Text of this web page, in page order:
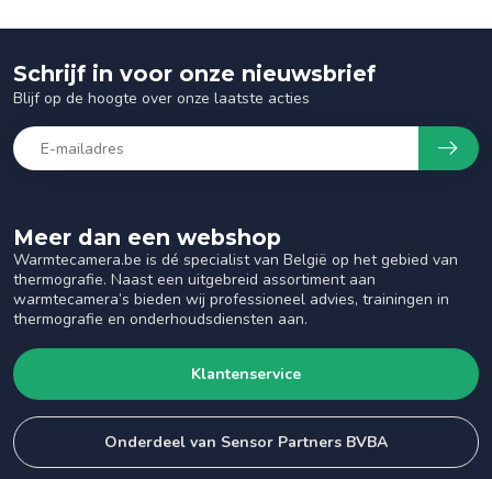
Meer dan een webshop
Warmtecamera.be is dé specialist van België op het gebied van
thermografie. Naast een uitgebreid assortiment aan
warmtecamera’s bieden wij professioneel advies, trainingen in
thermografie en onderhoudsdiensten aan.
Klantenservice
Onderdeel van Sensor Partners BVBA
Schrijf in voor onze nieuwsbrief
Blijf op de hoogte over onze laatste acties